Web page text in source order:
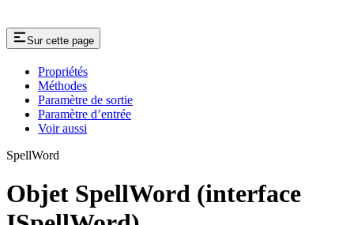
Sur cette page
Propriétés
Méthodes
Paramètre de sortie
Paramètre d’entrée
Voir aussi
SpellWord
Objet SpellWord (interface